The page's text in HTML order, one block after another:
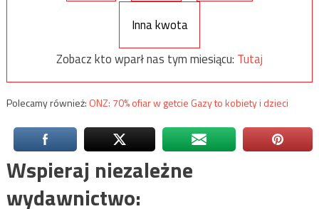
Inna kwota
Zobacz kto wparł nas tym miesiącu: Tutaj
Polecamy również: ONZ: 70% ofiar w getcie Gazy to kobiety i dzieci
Wspieraj niezależne
wydawnictwo: